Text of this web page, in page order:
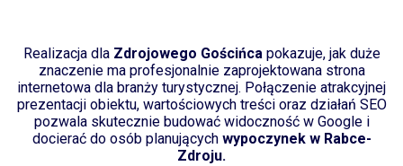
Realizacja dla Zdrojowego Gościńcapokazuje, jak duże
znaczenie ma profesjonalnie zaprojektowana strona
internetowa dla branży turystycznej. Połączenie atrakcyjnej
prezentacji obiektu, wartościowych treści oraz działań SEO
pozwala skutecznie budować widoczność w Google i
docierać do osób planujących wypoczynek w Rabce-
Zdroju.